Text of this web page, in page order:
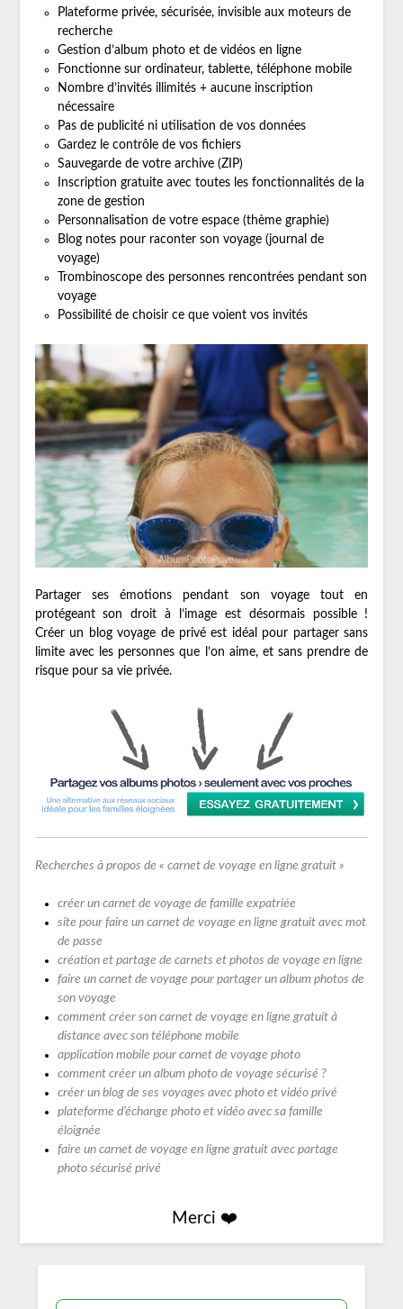
Plateforme privée, sécurisée, invisible aux moteurs de
recherche
Gestion d’album photo et de vidéos en ligne
Fonctionne sur ordinateur, tablette, téléphone mobile
Nombre d’invités illimités + aucune inscription
nécessaire
Pas de publicité ni utilisation de vos données
Gardez le contrôle de vos fichiers
Sauvegarde de votre archive (ZIP)
Inscription gratuite avec toutes les fonctionnalités de la
zone de gestion
Personnalisation de votre espace (thème graphie)
Blog notes pour raconter son voyage (journal de
voyage)
Trombinoscope des personnes rencontrées pendant son
voyage
Possibilité de choisir ce que voient vos invités
Partager ses émotions pendant son voyage tout en
protégeant son droit à l’image est désormais possible !
Créer un blog voyage de privé est idéal pour partager sans
limite avec les personnes que l’on aime, et sans prendre de
risque pour sa vie privée.
Recherches à propos de « carnet de voyage en ligne gratuit »
créer un carnet de voyage de famille expatriée
site pour faire un carnet de voyage en ligne gratuit avec mot
de passe
création et partage de carnets et photos de voyage en ligne
faire un carnet de voyage pour partager un album photos de
son voyage
comment créer son carnet de voyage en lignegratuità
distance avec son téléphone mobile
application mobile pour carnet de voyage photo
comment créer un album photo de voyage sécurisé ?
créer un blog de ses voyages avec photo et vidéo privé
plateforme d’échange photo et vidéo avec sa famille
éloignée
faire un carnet de voyage en ligne gratuit avec partage
photo sécurisé privé
Merci ❤️